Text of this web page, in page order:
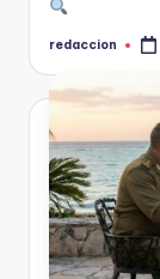
Publicado
redaccion